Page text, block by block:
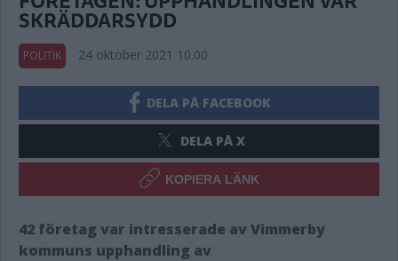
SKRÄDDARSYDD
POLITIK 24 oktober 2021 10.00
DELA PÅ FACEBOOK
DELA PÅ X
KOPIERA LÄNK
42 företag var intresserade av Vimmerby
kommuns upphandling av